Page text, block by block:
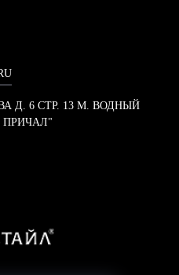
Д. 6 СТР. 13 М. ВОДНЫЙ
ПРИЧАЛ"